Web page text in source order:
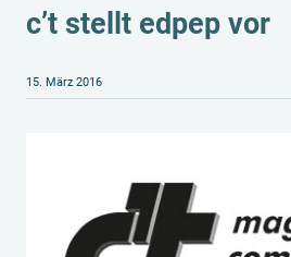
c’t stellt edpep vor
15. März 2016